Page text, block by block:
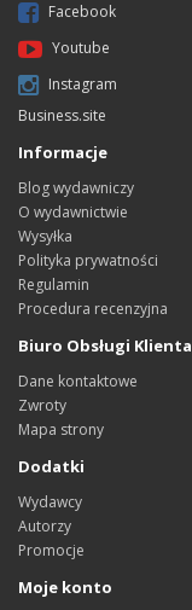
Facebook
Youtube
Instagram
Business.site
Informacje
Blog wydawniczy
O wydawnictwie
Wysyłka
Polityka prywatności
Regulamin
Procedura recenzyjna
Biuro Obsługi Klienta
Dane kontaktowe
Zwroty
Mapa strony
Dodatki
Wydawcy
Autorzy
Promocje
Moje konto